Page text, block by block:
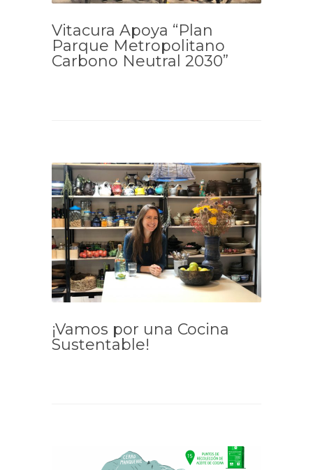
Vitacura Apoya “Plan
Parque Metropolitano
Carbono Neutral 2030”
¡Vamos por una Cocina
Sustentable!